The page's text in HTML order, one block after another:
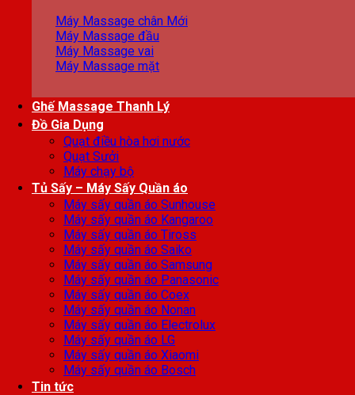
Máy Massage chân
Máy Massage đầu
Máy Massage vai
Máy Massage mặt
Ghế Massage Thanh Lý
Đồ Gia Dụng
Quạt điều hòa hơi nước
Quạt Sưởi
Máy chạy bộ
Tủ Sấy – Máy Sấy Quần áo
Máy sấy quần áo Sunhouse
Máy sấy quần áo Kangaroo
Máy sấy quần áo Tiross
Máy sấy quần áo Saiko
Máy sấy quần áo Samsung
Máy sấy quần áo Panasonic
Máy sấy quần áo Coex
Máy sấy quần áo Nonan
Máy sấy quần áo Electrolux
Máy sấy quần áo LG
Máy sấy quần áo Xiaomi
Máy sấy quần áo Bosch
Tin tức